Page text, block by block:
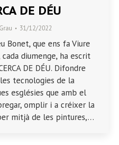
DE DÉU
31/12/2022
Bonet, que ens fa Viure
cada diumenge, ha escrit
DE DÉU. Difondre
tecnologies de la
esglésies que amb el
omplir i a créixer la
mitjà de les pintures,…